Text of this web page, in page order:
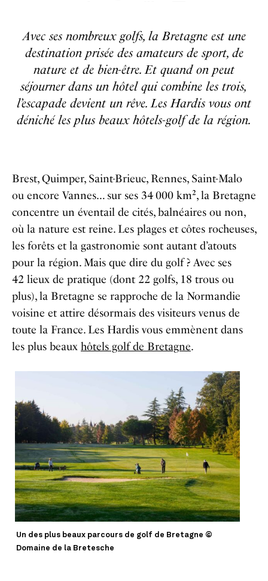
Avec ses nombreux golfs, la Bretagne est une
destination prisée des amateurs de sport, de
nature et de bien-être. Et quand on peut
séjourner dans un hôtel qui combine les trois,
l’escapade devient un rêve. Les Hardis vous ont
déniché les plus beaux hôtels-golf de la région.
Brest, Quimper, Saint-Brieuc, Rennes, Saint-Malo
ou encore Vannes… sur ses 34 000 km², la Bretagne
concentre un éventail de cités, balnéaires ou non,
où la nature est reine. Les plages et côtes rocheuses,
les forêts et la gastronomie sont autant d’atouts
pour la région. Mais que dire du golf ? Avec ses
42 lieux de pratique (dont 22 golfs, 18 trous ou
plus), la Bretagne se rapproche de la Normandie
voisine et attire désormais des visiteurs venus de
toute la France. Les Hardis vous emmènent dans
les plus beaux hôtels golf de Bretagne.
Un des plus beaux parcours de golf de Bretagne ©
Domaine de la Bretesche